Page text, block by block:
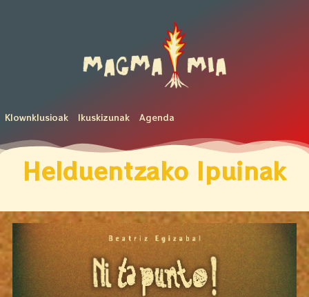
Klownklusioak Ikuskizunak Agenda
Helduentzako Ipuinak